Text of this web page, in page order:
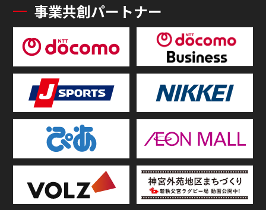
事業共創パートナー